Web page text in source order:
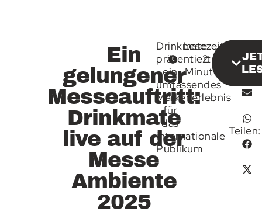
Ein
gelungener
Messeauftritt:
Drinkmate
live auf der
Messe
Ambiente
2025
Drinkmate
präsentiert
ein
umfassendes
Markenerlebnis
für
das
internationale
Publikum
Lesezeit:
2
Minuten
Teilen: